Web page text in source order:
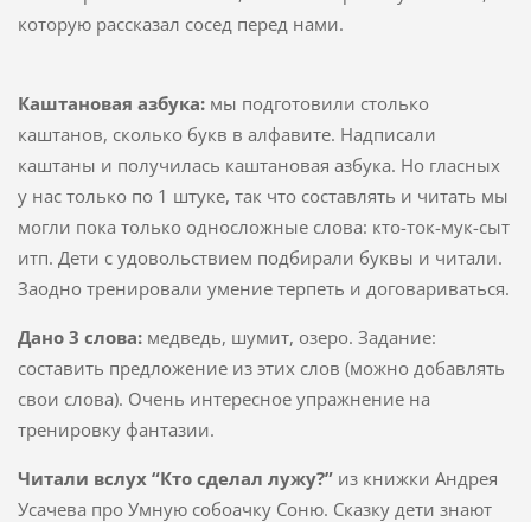
которую рассказал сосед перед нами.
Каштановая азбука:мы подготовили столько
каштанов, сколько букв в алфавите. Надписали
каштаны и получилась каштановая азбука. Но гласных
у нас только по 1 штуке, так что составлять и читать мы
могли пока только односложные слова: кто-ток-мук-сыт
итп. Дети с удовольствием подбирали буквы и читали.
Заодно тренировали умение терпеть и договариваться.
Дано 3 слова:медведь, шумит, озеро. Задание:
составить предложение из этих слов (можно добавлять
свои слова). Очень интересное упражнение на
тренировку фантазии.
Читали вслух “Кто сделал лужу?” из книжки Андрея
Усачева про Умную собоачку Соню. Сказку дети знают